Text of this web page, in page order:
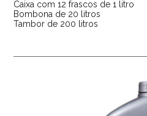
Caixa com 12 frascos de 1 litro
Bombona de 20 litros
Tambor de 200 litros